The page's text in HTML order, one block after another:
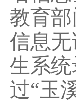
教育
信息
生系
过“玉